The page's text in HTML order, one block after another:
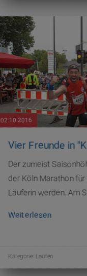
02.10.2016
Vier Freunde in
Der zumeist
der Köln Marathon für
Läuferin werden. Am
Weiterlesen
Kategorie: Laufen